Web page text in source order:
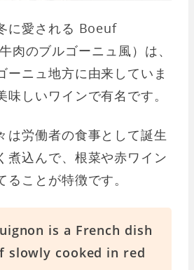
に愛される Boeuf
のブルゴーニュ風）は、
ーニュ地方に由来していま
しいワインで有名です。
は労働者の食事として誕生
煮込んで、根菜や赤ワイン
ことが特徴です。
is a French dish
slowly cooked in red